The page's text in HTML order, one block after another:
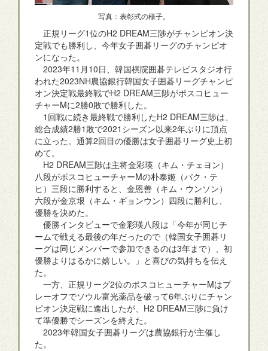
写真：表彰式の様子。
正規リーグ1位のH2 DREAM三陟がチャンピオン決
定戦でも勝利し、今年女子囲碁リーグのチャンピオ
ンになった。
2023年11月10日、韓国棋院囲碁テレビスタジオ行
われた2023NH農協銀行韓国女子囲碁リーグチャンピ
オン決定戦最終戦でH2 DREAM三陟がポスコヒュー
チャーMに2勝0敗で勝利した。
1回戦に続き最終戦で勝利したH2 DREAM三陟は、
総合成績2勝1敗で2021シーズン以来2年ぶりに頂点
に立った。通算2回目の優勝は女子囲碁リーグ史上初
めて。
H2 DREAM三陟は主将金彩瑛（キム・チェヨン）
八段がポスコヒューチャーMの朴泰姬（パク・テ
ヒ）三段に勝利すると、金恩善（キム・ウンソン）
六段が金京垠（キム・ギョンウン）四段に勝利し、
優勝を決めた。
優勝インタビューで金彩瑛八段は「今年が同じチ
ームで戦える最後の年だったので（韓国女子囲碁リ
ーグは同じメンバーで参加できるのは3年まで）、初
優勝よりはるかに嬉しい。」と喜びの気持ちを伝え
た。
一方、正規リーグ2位のポスコヒューチャーMはプ
レーオフでソウル富光薬品を破って6年ぶりにチャン
ピオン決定戦に進出したが、H2 DREAM三陟に負け
て準優勝でシーズンを終えた。
2023年韓国女子囲碁リーグは農協銀行が主催し
た。